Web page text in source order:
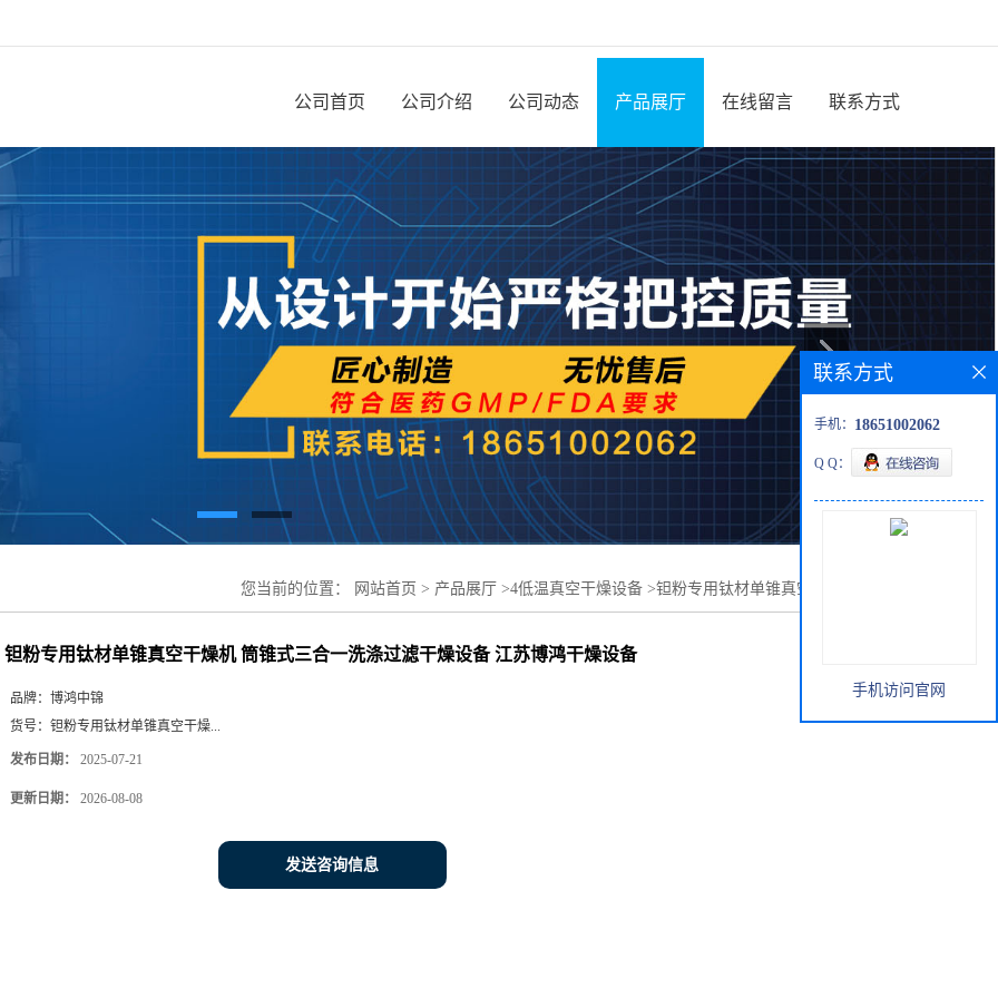
公司首页 公司介绍 公司动态 产品展厅 在线留言 联系方式
您当前的位置： 网站首页 > 产品展厅 >4低温真空干燥设备 >钽粉专用钛材单锥真空干燥机 筒锥
钽粉专用钛材单锥真空干燥机 筒锥式三合一洗涤过滤干燥设备 江苏博鸿干燥设备
品牌： 博鸿中锦
货号： 钽粉专用钛材单锥真空干燥...
发布日期： 2025-07-21
更新日期： 2026-08-08
发送咨询信息
联系方式
手机： 18651002062
Q Q：
手机访问官网